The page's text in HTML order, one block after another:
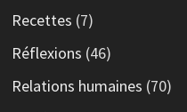
Recettes (7)
Réflexions (46)
Relations humaines (70)